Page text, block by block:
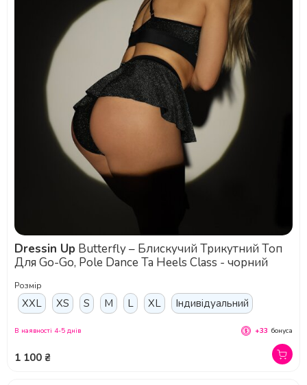
Dressin Up
Для Go-Go, Pole Dance Та Heels Class - чорний
Розмір
XXL XS S M L XL Індивідуальний
1 100 ₴
В наявності 4-5 днів +33 бонуса